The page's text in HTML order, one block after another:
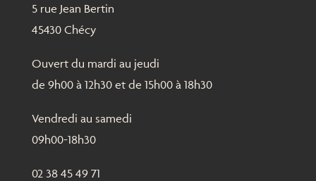
5 rue Jean Bertin
45430 Chécy
Ouvert du mardi au jeudi
de 9h00 à 12h30 et de 15h00 à 18h30
Vendredi au samedi
09h00-18h30
02 38 45 49 71